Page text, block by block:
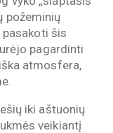
požeminių
šis
pagardinti
atmosfera,
iki aštuonių
veikiantį